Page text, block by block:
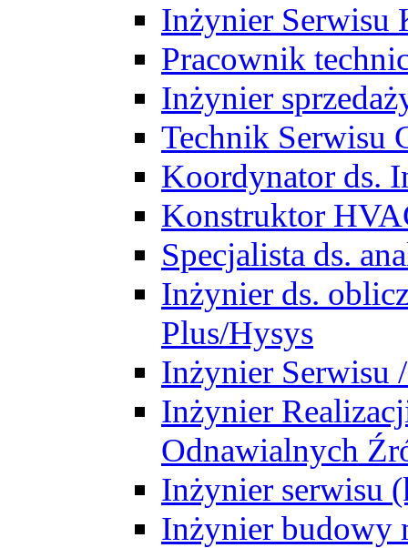
Inżynier Serwisu
Pracownik
Inżynier
Technik Serwisu
Koordynator ds.
Konstruktor
Specjalista ds.
Inżynier ds.
Plus/Hysys
Inżynier Serwisu
Inżynier
Odnawialnych
Inżynier serwisu
Inżynier budowy